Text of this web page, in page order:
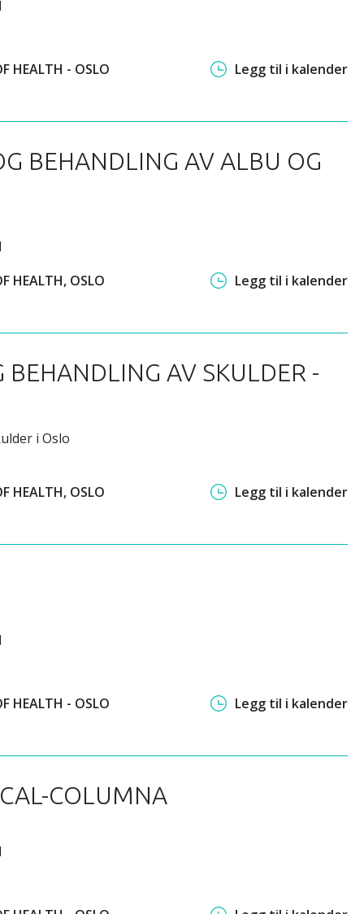
HEALTH - OSLO Legg til i kalender
BEHANDLING AV ALBU OG
HEALTH, OSLO Legg til i kalender
AV SKULDER -
i Oslo
HEALTH, OSLO Legg til i kalender
HEALTH - OSLO Legg til i kalender
COLUMNA